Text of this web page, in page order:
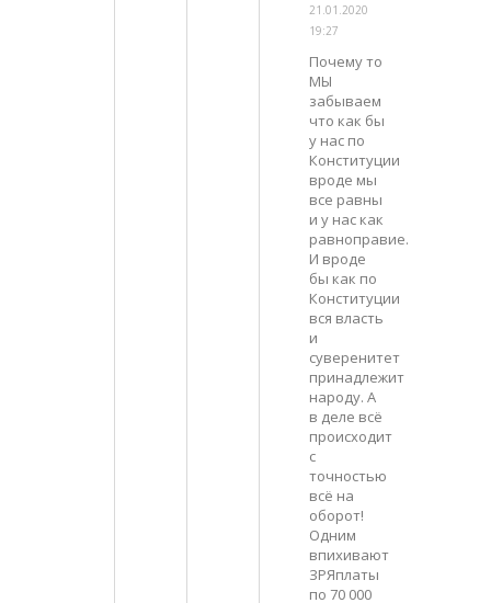
21.01.2020
19:27
Почему то
МЫ
забываем
что как бы
у нас по
Конституции
вроде мы
все равны
и у нас как
равноправие.
И вроде
бы как по
Конституции
вся власть
и
суверенитет
принадлежит
народу. А
в деле всё
происходит
с
точностью
всё на
оборот!
Одним
впихивают
ЗРЯплаты
по 70 000